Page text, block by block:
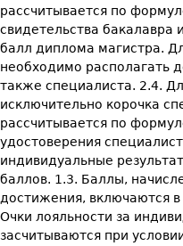
рассчитывается по
свидетельства бакалавра
балл диплома магистра.
необходимо располагать
также специалиста. 2.4.
исключительно корочка
рассчитывается по
удостоверения
индивидуальные
баллов. 1.3. Баллы,
достижения, включаются
Очки лояльности за
засчитываются при